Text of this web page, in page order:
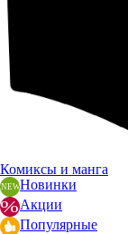
Комиксы и манга
Новинки
Акции
Популярные